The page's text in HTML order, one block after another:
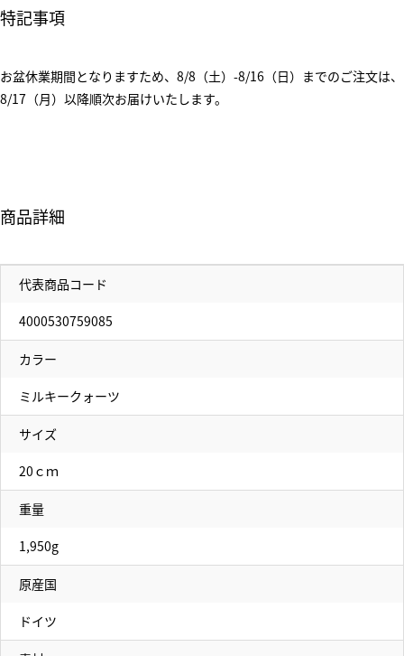
特記事項
お盆休業期間となりますため、8/8（土）-8/16（日）までのご注文は、
8/17（月）以降順次お届けいたします。
商品詳細
代表商品コード
4000530759085
カラー
ミルキークォーツ
サイズ
20ｃｍ
重量
1,950g
原産国
ドイツ